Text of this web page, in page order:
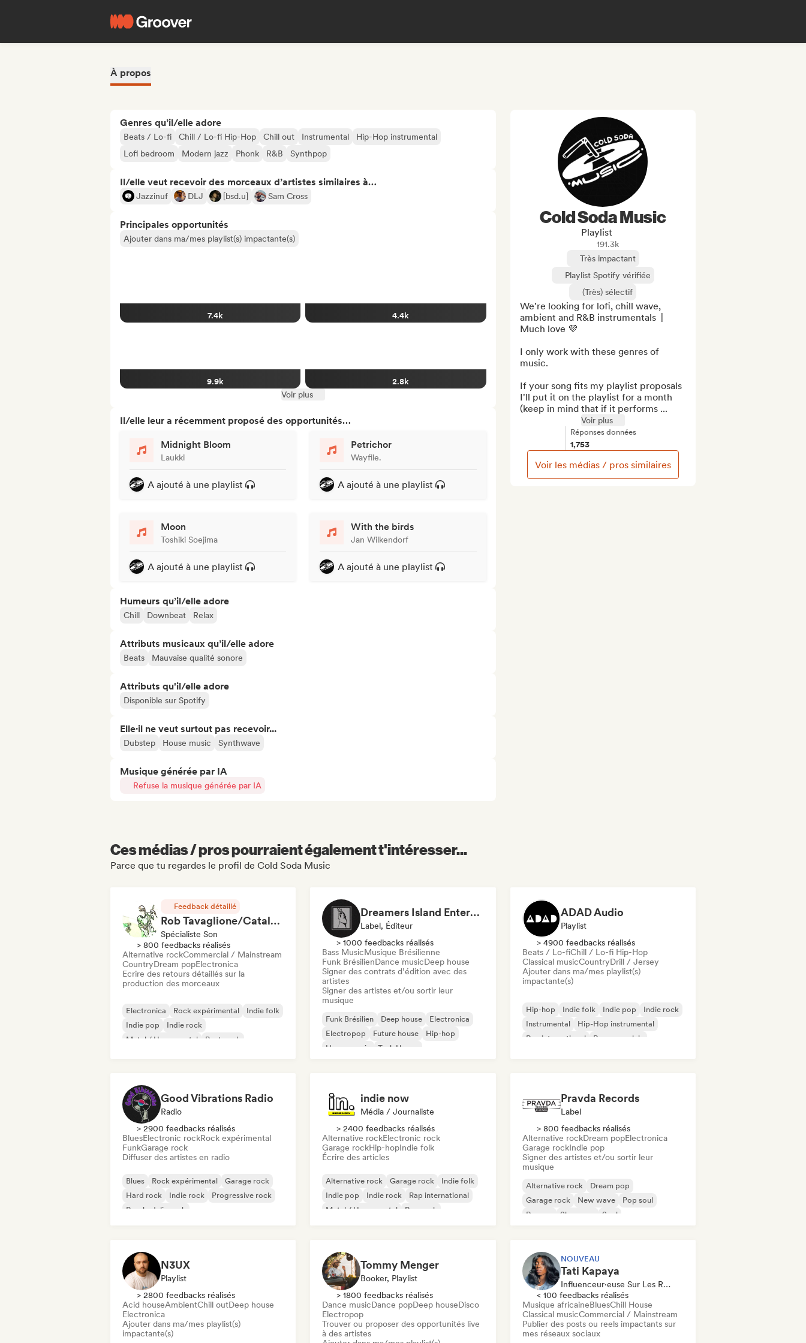
À propos
Genres qu’il/elle adore
Beats / Lo-fi Chill / Lo-fi Hip-Hop Chill out Instrumental
Hip-Hop instrumental
Lofi bedroom
Modern jazz Phonk R&B Synthpop
Il/elle veut recevoir des morceaux d’artistes similaires à…
Jazzinuf DLJ [bsd.u] Sam Cross
Principales opportunités
Ajouter dans ma/mes playlist(s) impactante(s)
7.4k 4.4k
9.9k
2.8k
Voir plus
Il/elle leur a récemment proposé des opportunités…
Midnight Bloom
Laukki
A ajouté à une playlist
Petrichor
Wayfile.
A ajouté à une playlist
Moon
Toshiki Soejima
A ajouté à une playlist
With the birds
Jan Wilkendorf
A ajouté à une playlist
Humeurs qu’il/elle adore
Chill Downbeat Relax
Attributs musicaux qu’il/elle adore
Beats Mauvaise qualité sonore
Attributs qu'il/elle adore
Disponible sur Spotify
Elle·il ne veut surtout pas recevoir...
Dubstep House music Synthwave
Musique générée par IA
Refuse la musique générée par IA
Cold Soda Music
Playlist
191.3k
Très impactant
Playlist Spotify vérifiée
(Très) sélectif
We're looking for lofi, chill wave,
ambient and R&B instrumentals  |
Much love 💜
I only work with these genres of
music.
If your song fits my playlist proposals
I'll put it on the playlist for a month
(keep in mind that if it performs ...
Voir plus
Réponses données
1,753
Voir les médias / pros similaires
Ces médias / pros pourraient également t'intéresser...
Parce que tu regardes le profil de Cold Soda Music
Feedback détaillé
Rob Tavaglione/Catalyst Recording
Spécialiste Son
> 800 feedbacks réalisés
Alternative rockCommercial / Mainstream
CountryDream popElectronica
Ecrire des retours détaillés sur la
production des morceaux
Electronica Rock expérimental
Indie folk
Indie pop
Indie rock
Metal / Heavy metal
Post punk
Dreamers Island Entertainment
Label, Éditeur
> 1000 feedbacks réalisés
Bass MusicMusique Brésilienne
Funk BrésilienDance musicDeep house
Signer des contrats d’édition avec des
artistes
Signer des artistes et/ou sortir leur
musique
Funk Brésilien Deep house
Electronica
Electropop
Future house
Hip-hop
House music
Tech House
ADAD Audio
Playlist
> 4900 feedbacks réalisés
Beats / Lo-fiChill / Lo-fi Hip-Hop
Classical musicCountryDrill / Jersey
Ajouter dans ma/mes playlist(s)
impactante(s)
Hip-hop Indie folk Indie pop
Indie rock
Instrumental
Hip-Hop instrumental
Rap international
Rap en anglais
Good Vibrations Radio
Radio
> 2900 feedbacks réalisés
BluesElectronic rockRock expérimental
FunkGarage rock
Diffuser des artistes en radio
Blues Rock expérimental
Garage rock
Hard rock
Indie rock
Progressive rock
Psychedelic rock
indie now
Média / Journaliste
> 2400 feedbacks réalisés
Alternative rockElectronic rock
Garage rockHip-hopIndie folk
Écrire des articles
Alternative rock Garage rock
Indie folk
Indie pop
Indie rock
Rap international
Metal / Heavy metal
Pop rock
Pravda Records
Label
> 800 feedbacks réalisés
Alternative rockDream popElectronica
Garage rockIndie pop
Signer des artistes et/ou sortir leur
musique
Alternative rock
Dream pop
Garage rock
New wave
Pop soul
Reggae
Shoegaze Soul
N3UX
Playlist
> 2800 feedbacks réalisés
Acid houseAmbientChill outDeep house
Electronica
Ajouter dans ma/mes playlist(s)
impactante(s)
Tommy Menger
Booker, Playlist
> 1800 feedbacks réalisés
Dance musicDance popDeep houseDisco
Electropop
Trouver ou proposer des opportunités live
à des artistes
NOUVEAU
Tati Kapaya
Influenceur·euse Sur Les Réseaux Sociaux
< 100 feedbacks réalisés
Musique africaineBluesChill House
Classical musicCommercial / Mainstream
Publier des posts ou reels impactants sur
mes réseaux sociaux